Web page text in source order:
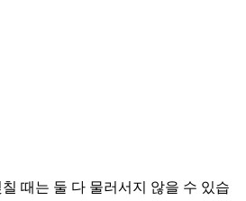
때는 둘 다 물러서지 않을 수 있습